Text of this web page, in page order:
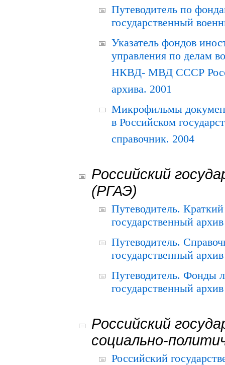
Путеводитель по
государственный
Указатель фондов
управления по делам
НКВД- МВД СССР
архива. 2001
Микрофильмы
в Российском
справочник. 2004
Российский
(РГАЭ)
Путеводитель.
государственный
Путеводитель.
государственный
Путеводитель. Фонды
государственный
Российский
социально-
Российский